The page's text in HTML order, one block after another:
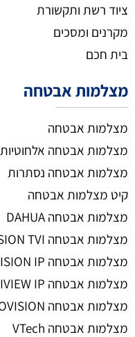
ציוד רשת ותקשורת
מקרנים ומסכים
בית חכם
מצלמות אבטחה
מצלמות אבטחה
מצלמות אבטחה אלחוטיות
מצלמות אבטחה נסתרות
קיט מצלמות אבטחה
מצלמות אבטחה DAHUA
מצלמות אבטחה HIKVISION TVI
מצלמות אבטחה HIKVISION IP רשת
מצלמות אבטחה UNIVIEW IP רשת
מצלמות אבטחה PROVISION
מצלמות אבטחה VTech